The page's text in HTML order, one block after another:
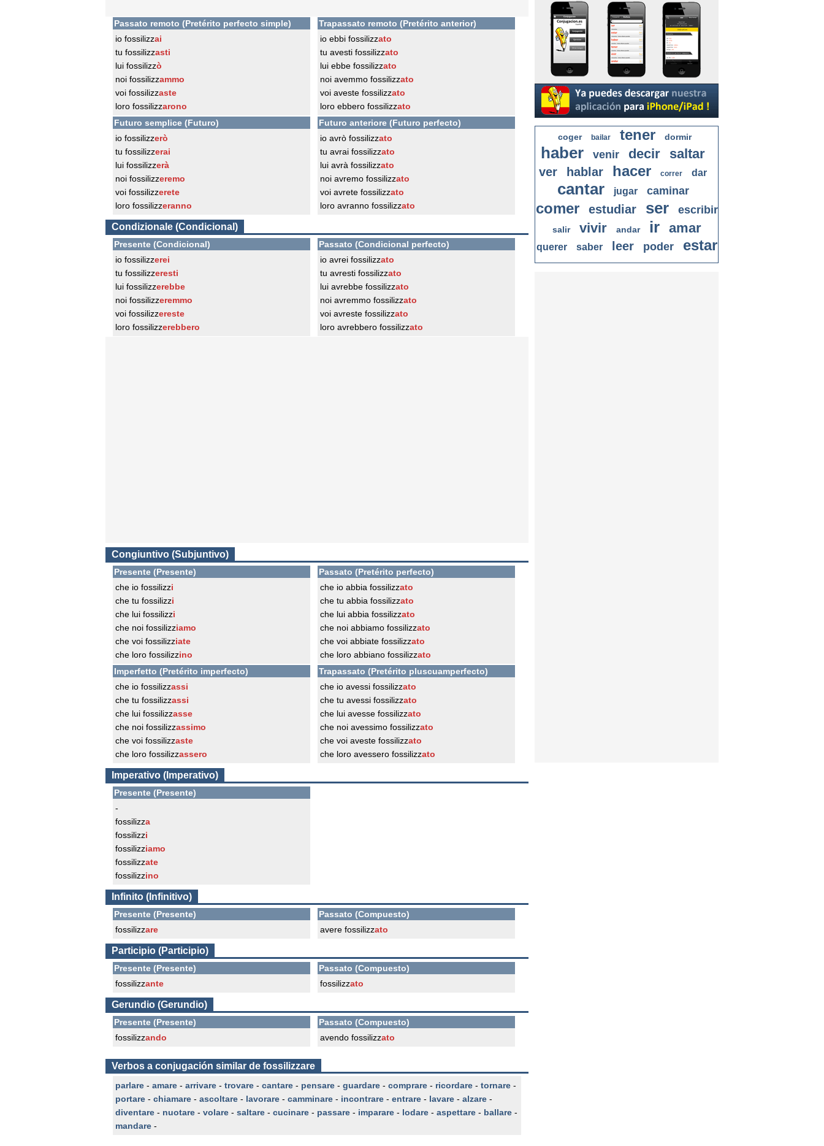
Passato remoto (Pretérito perfecto simple)
io fossilizzai
tu fossilizzasti
lui fossilizzò
noi fossilizzammo
voi fossilizzaste
loro fossilizzarono
Trapassato remoto (Pretérito anterior)
io ebbi fossilizzato
tu avesti fossilizzato
lui ebbe fossilizzato
noi avemmo fossilizzato
voi aveste fossilizzato
loro ebbero fossilizzato
Futuro semplice (Futuro)
io fossilizzerò
tu fossilizzerai
lui fossilizzerà
noi fossilizzeremo
voi fossilizzerete
loro fossilizzeranno
Futuro anteriore (Futuro perfecto)
io avrò fossilizzato
tu avrai fossilizzato
lui avrà fossilizzato
noi avremo fossilizzato
voi avrete fossilizzato
loro avranno fossilizzato
Condizionale (Condicional)
Presente (Condicional)
io fossilizzerei
tu fossilizzeresti
lui fossilizzerebbe
noi fossilizzeremmo
voi fossilizzereste
loro fossilizzerebbero
Passato (Condicional perfecto)
io avrei fossilizzato
tu avresti fossilizzato
lui avrebbe fossilizzato
noi avremmo fossilizzato
voi avreste fossilizzato
loro avrebbero fossilizzato
Congiuntivo (Subjuntivo)
Presente (Presente)
che io fossilizzi
che tu fossilizzi
che lui fossilizzi
che noi fossilizziamo
che voi fossilizziate
che loro fossilizzino
Passato (Pretérito perfecto)
che io abbia fossilizzato
che tu abbia fossilizzato
che lui abbia fossilizzato
che noi abbiamo fossilizzato
che voi abbiate fossilizzato
che loro abbiano fossilizzato
Imperfetto (Pretérito imperfecto)
che io fossilizzassi
che tu fossilizzassi
che lui fossilizzasse
che noi fossilizzassimo
che voi fossilizzaste
che loro fossilizzassero
Trapassato (Pretérito pluscuamperfecto)
che io avessi fossilizzato
che tu avessi fossilizzato
che lui avesse fossilizzato
che noi avessimo fossilizzato
che voi aveste fossilizzato
che loro avessero fossilizzato
Imperativo (Imperativo)
Presente (Presente)
-
fossilizza
fossilizzi
fossilizziamo
fossilizzate
fossilizzino
Infinito (Infinitivo)
Presente (Presente)
fossilizzare
Passato (Compuesto)
avere fossilizzato
Participio (Participio)
Presente (Presente)
fossilizzante
Passato (Compuesto)
fossilizzato
Gerundio (Gerundio)
Presente (Presente)
fossilizzando
Passato (Compuesto)
avendo fossilizzato
Verbos a conjugación similar de fossilizzare
parlare - amare - arrivare - trovare - cantare - pensare - guardare - comprare - ricordare - tornare -
portare - chiamare - ascoltare - lavorare - camminare - incontrare - entrare - lavare - alzare -
diventare - nuotare - volare - saltare - cucinare - passare - imparare - lodare - aspettare - ballare -
mandare -
coger bailar tener dormir
haber venir decir saltar
ver hablar hacer correr dar
cantar jugar caminar
comer estudiar ser escribir
salir vivir andar ir amar
querer saber leer poder estar